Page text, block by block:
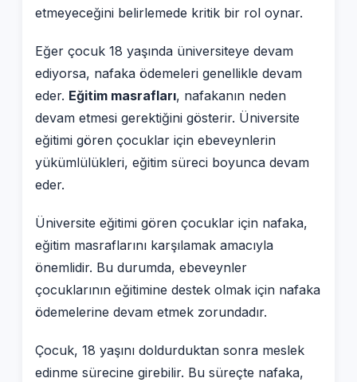
etmeyeceğini belirlemede kritik bir rol oynar.
Eğer çocuk 18 yaşında üniversiteye devam
ediyorsa, nafaka ödemeleri genellikle devam
eder. Eğitim masrafları, nafakanın neden
devam etmesi gerektiğini gösterir. Üniversite
eğitimi gören çocuklar için ebeveynlerin
yükümlülükleri, eğitim süreci boyunca devam
eder.
Üniversite eğitimi gören çocuklar için nafaka,
eğitim masraflarını karşılamak amacıyla
önemlidir. Bu durumda, ebeveynler
çocuklarının eğitimine destek olmak için nafaka
ödemelerine devam etmek zorundadır.
Çocuk, 18 yaşını doldurduktan sonra meslek
edinme sürecine girebilir. Bu süreçte nafaka,